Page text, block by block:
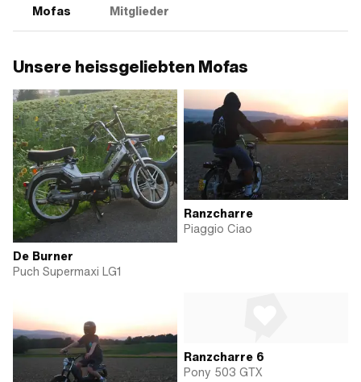
Mofas Mitglieder
Unsere heissgeliebten Mofas
De Burner
Puch Supermaxi LG1
Ranzcharre
Piaggio Ciao
Ranzcharre 6
Pony 503 GTX